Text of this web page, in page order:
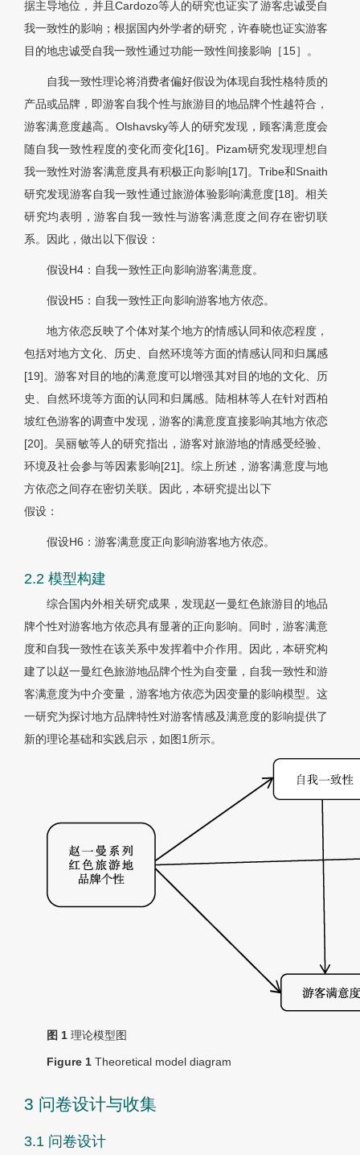
据主导地位，并且Cardozo等人的研究也证实了游客忠诚受自
我一致性的影响；根据国内外学者的研究，许春晓也证实游客
目的地忠诚受自我一致性通过功能一致性间接影响［15］ 。
自我一致性理论将消费者偏好假设为体现自我性格特质的
产品或品牌，即游客自我个性与旅游目的地品牌个性越符合，
游客满意度越高。Olshavsky等人的研究发现，顾客满意度会
随自我一致性程度的变化而变化[16]。Pizam研究发现理想自
我一致性对游客满意度具有积极正向影响[17]。Tribe和Snaith
研究发现游客自我一致性通过旅游体验影响满意度[18]。相关
研究均表明，游客自我一致性与游客满意度之间存在密切联
系。因此，做出以下假设：
假设H4：自我一致性正向影响游客满意度。
假设H5：自我一致性正向影响游客地方依恋。
地方依恋反映了个体对某个地方的情感认同和依恋程度，
包括对地方文化、历史、自然环境等方面的情感认同和归属感
[19]。游客对目的地的满意度可以增强其对目的地的文化、历
史、自然环境等方面的认同和归属感。陆相林等人在针对西柏
坡红色游客的调查中发现，游客的满意度直接影响其地方依恋
[20]。吴丽敏等人的研究指出，游客对旅游地的情感受经验、
环境及社会参与等因素影响[21]。综上所述，游客满意度与地
方依恋之间存在密切关联。因此，本研究提出以下
假设：
假设H6：游客满意度正向影响游客地方依恋。
2.2 模型构建
综合国内外相关研究成果，发现赵一曼红色旅游目的地品
牌个性对游客地方依恋具有显著的正向影响。同时，游客满意
度和自我一致性在该关系中发挥着中介作用。因此，本研究构
建了以赵一曼红色旅游地品牌个性为自变量，自我一致性和游
客满意度为中介变量，游客地方依恋为因变量的影响模型。这
一研究为探讨地方品牌特性对游客情感及满意度的影响提供了
新的理论基础和实践启示，如图1所示。
图 1 理论模型图
Figure 1 Theoretical model diagram
3 问卷设计与收集
3.1 问卷设计